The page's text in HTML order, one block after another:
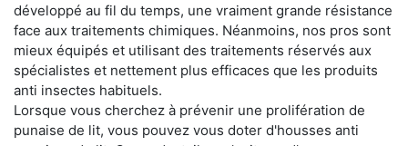
développé au fil du temps, une vraiment grande résistance
face aux traitements chimiques. Néanmoins, nos pros sont
mieux équipés et utilisant des traitements réservés aux
spécialistes et nettement plus efficaces que les produits
anti insectes habituels.
Lorsque vous cherchez à prévenir une prolifération de
punaise de lit, vous pouvez vous doter d'housses anti